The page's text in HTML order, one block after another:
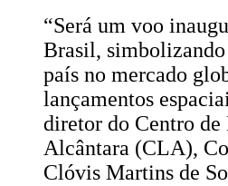
“Será um voo
Brasil, simbolizando
país no mercado
lançamentos
diretor do Centro de
Alcântara (CLA),
Clóvis Martins de